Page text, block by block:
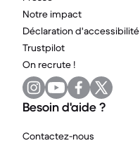
Notre impact
Déclaration d'accessibilité
Trustpilot
On recrute !
Besoin d'aide ?
Contactez-nous